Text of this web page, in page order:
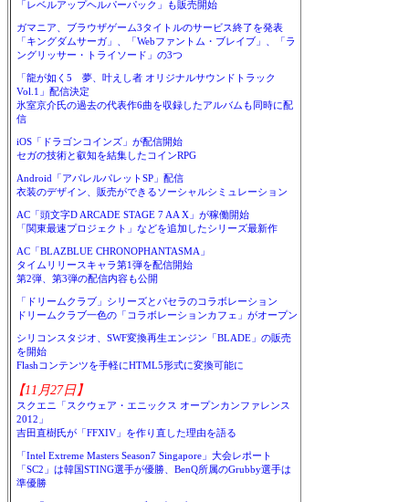
「レベルアップヘルパーパック」も販売開始
ガマニア、ブラウザゲーム3タイトルのサービス終了を発表
「キングダムサーガ」、「Webファントム・ブレイブ」、「ラ
ングリッサー・トライソード」の3つ
「龍が如く5 夢、叶えし者 オリジナルサウンドトラック
Vol.1」配信決定
氷室京介氏の過去の代表作6曲を収録したアルバムも同時に配
信
iOS「ドラゴンコインズ」が配信開始
セガの技術と叡知を結集したコインRPG
Android「アパレルパレットSP」配信
衣装のデザイン、販売ができるソーシャルシミュレーション
AC「頭文字D ARCADE STAGE 7 AA X」が稼働開始
「関東最速プロジェクト」などを追加したシリーズ最新作
AC「BLAZBLUE CHRONOPHANTASMA」
タイムリリースキャラ第1弾を配信開始
第2弾、第3弾の配信内容も公開
「ドリームクラブ」シリーズとパセラのコラボレーション
ドリームクラブ一色の「コラボレーションカフェ」がオープン
シリコンスタジオ、SWF変換再生エンジン「BLADE」の販売
を開始
Flashコンテンツを手軽にHTML5形式に変換可能に
【11月27日】
スクエニ「スクウェア・エニックス オープンカンファレンス
2012」
吉田直樹氏が「FFXIV」を作り直した理由を語る
「Intel Extreme Masters Season7 Singapore」大会レポート
「SC2」は韓国STING選手が優勝、BenQ所属のGrubby選手は
準優勝